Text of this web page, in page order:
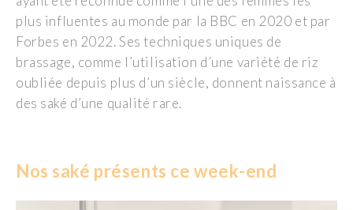
plus influentes au monde par la BBC en 2020 et par
Forbes en 2022. Ses techniques uniques de
brassage, comme l’utilisation d’une variété de riz
oubliée depuis plus d’un siècle, donnent naissance à
des saké d’une qualité rare.
Nos saké présents ce week-end